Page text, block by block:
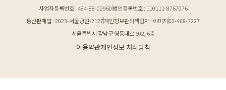
사업자등록번호 : 484-88-02960법인등록번호 : 110111-8767076
통신판매업 : 2023-서울광진-2127개인정보관리책임자 : 이미지02-468-3227
서울특별시 강남구 영동대로 602, 6층
이용약관개인정보 처리방침